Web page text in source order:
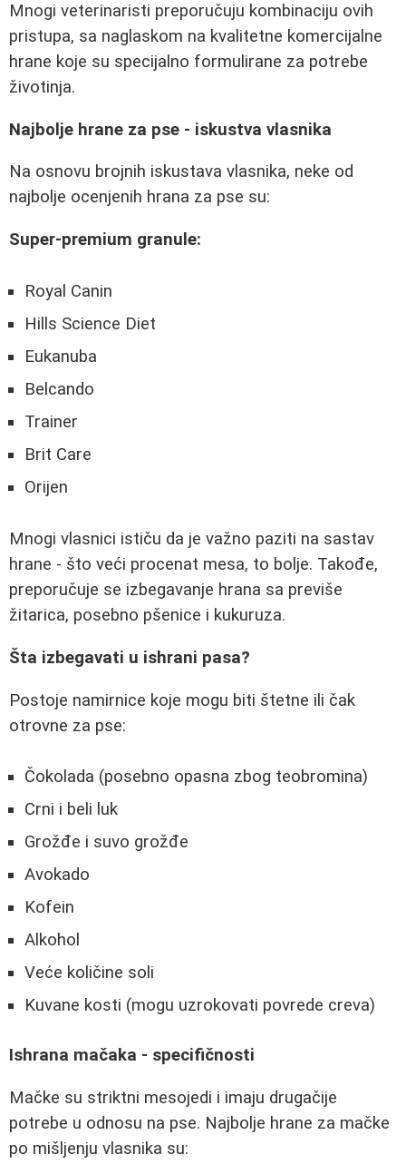
Mnogi veterinaristi preporučuju kombinaciju ovih
pristupa, sa naglaskom na kvalitetne komercijalne
hrane koje su specijalno formulirane za potrebe
životinja.
Najbolje hrane za pse - iskustva vlasnika
Na osnovu brojnih iskustava vlasnika, neke od
najbolje ocenjenih hrana za pse su:
Super-premium granule:
Royal Canin
Hills Science Diet
Eukanuba
Belcando
Trainer
Brit Care
Orijen
Mnogi vlasnici ističu da je važno paziti na sastav
hrane - što veći procenat mesa, to bolje. Takođe,
preporučuje se izbegavanje hrana sa previše
žitarica, posebno pšenice i kukuruza.
Šta izbegavati u ishrani pasa?
Postoje namirnice koje mogu biti štetne ili čak
otrovne za pse:
Čokolada (posebno opasna zbog teobromina)
Crni i beli luk
Grožđe i suvo grožđe
Avokado
Kofein
Alkohol
Veće količine soli
Kuvane kosti (mogu uzrokovati povrede creva)
Ishrana mačaka - specifičnosti
Mačke su striktni mesojedi i imaju drugačije
potrebe u odnosu na pse. Najbolje hrane za mačke
po mišljenju vlasnika su: